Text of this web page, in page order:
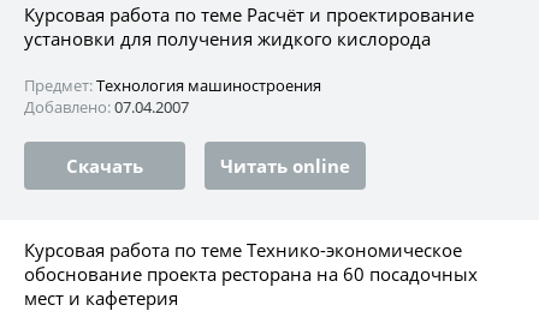
Курсовая работа по теме Расчёт и проектирование
установки для получения жидкого кислорода
Предмет:Технология машиностроения
Добавлено:07.04.2007
Скачать Читать online
Курсовая работа по теме Технико-экономическое
обоснование проекта ресторана на 60 посадочных
мест и кафетерия